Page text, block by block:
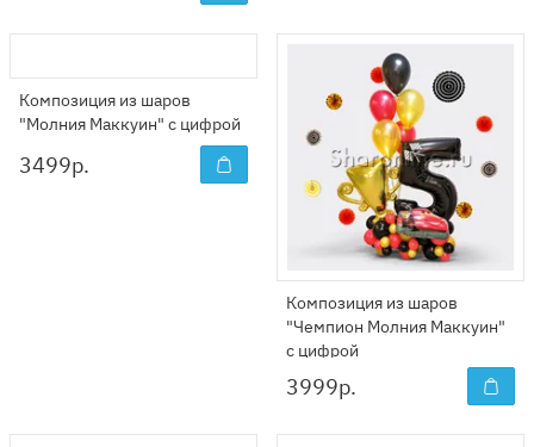
Композиция из шаров
"Молния Маккуин" с цифрой
3499р.
Композиция из шаров
"Чемпион Молния Маккуин"
с цифрой
3999р.